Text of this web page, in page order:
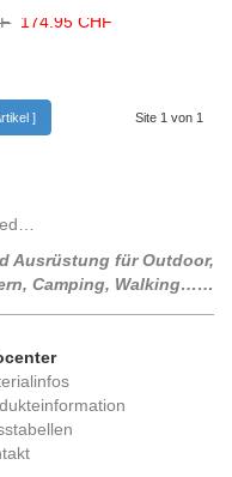
174.95 CHF
] Site 1 von 1
Ausrüstung für Outdoor,
Camping, Walking……